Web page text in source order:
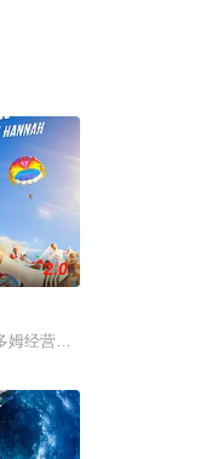
员，而是为一
2.0
姆经营酒吧的英国前刑警